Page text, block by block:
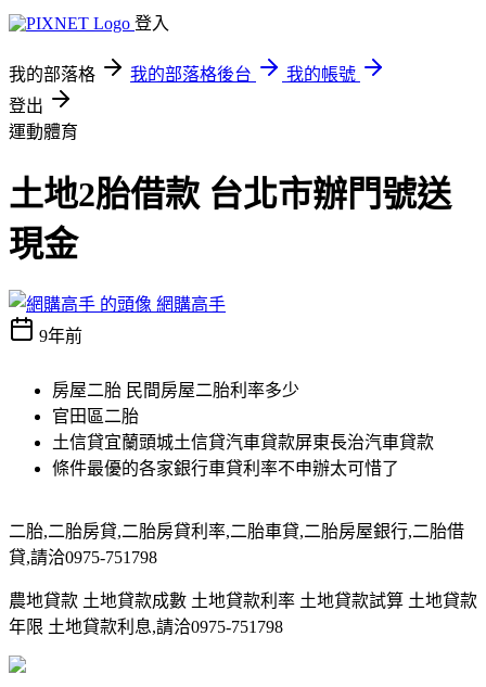
登入
我的部落格 我的部落格後台
我的帳號
登出
運動體育
土地2胎借款 台北市辦門號送
現金
網購高手
9年前
房屋二胎 民間房屋二胎利率多少
官田區二胎
土信貸宜蘭頭城土信貸汽車貸款屏東長治汽車貸款
條件最優的各家銀行車貸利率不申辦太可惜了
二胎,二胎房貸,二胎房貸利率,二胎車貸,二胎房屋銀行,二胎借
貸,請洽0975-751798
農地貸款 土地貸款成數 土地貸款利率 土地貸款試算 土地貸款
年限 土地貸款利息,請洽0975-751798